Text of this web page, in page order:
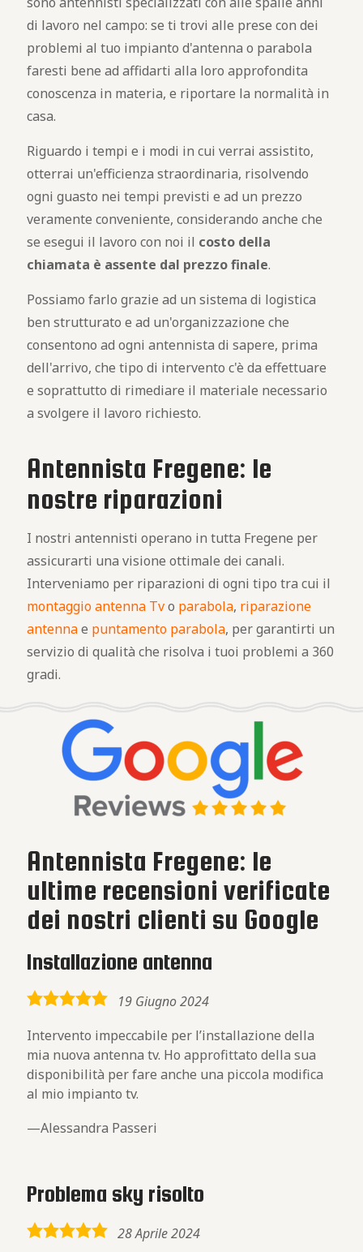
di lavoro nel campo: se ti trovi alle prese con dei
problemi al tuo impianto d'antenna o parabola
faresti bene ad affidarti alla loro approfondita
conoscenza in materia, e riportare la normalità in
casa.
Riguardo i tempi e i modi in cui verrai assistito,
otterrai un'efficienza straordinaria, risolvendo
ogni guasto nei tempi previsti e ad un prezzo
veramente conveniente, considerando anche che
se esegui il lavoro con noi il costo della
chiamata è assente dal prezzo finale.
Possiamo farlo grazie ad un sistema di logistica
ben strutturato e ad un'organizzazione che
consentono ad ogni antennista di sapere, prima
dell'arrivo, che tipo di intervento c'è da effettuare
e soprattutto di rimediare il materiale necessario
a svolgere il lavoro richiesto.
Antennista Fregene: le
nostre riparazioni
I nostri antennisti operano in tutta Fregene per
assicurarti una visione ottimale dei canali.
Interveniamo per riparazioni di ogni tipo tra cui il
montaggio antenna Tvo parabola, riparazione
antennae puntamento parabola, per garantirti un
servizio di qualità che risolva i tuoi problemi a 360
gradi.
Antennista Fregene: le
ultime recensioni verificate
dei nostri clienti su Google
Installazione antenna
5,0
19 Giugno 2024
Intervento impeccabile per l’installazione della
mia nuova antenna tv. Ho approfittato della sua
disponibilità per fare anche una piccola modifica
al mio impianto tv.
Alessandra Passeri
Problema sky risolto
5,0
28 Aprile 2024